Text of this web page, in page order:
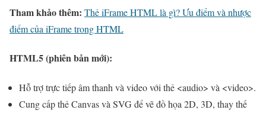
Tham khảo thêm: Thẻ iFrame HTML là gì? Ưu điểm và nhược
điểm của iFrame trong HTML
HTML5 (phiên bản mới):
Hỗ trợ trực tiếp âm thanh và video với thẻ <audio> và <video>.
Cung cấp thẻ Canvas và SVG để vẽ đồ họa 2D, 3D, thay thế